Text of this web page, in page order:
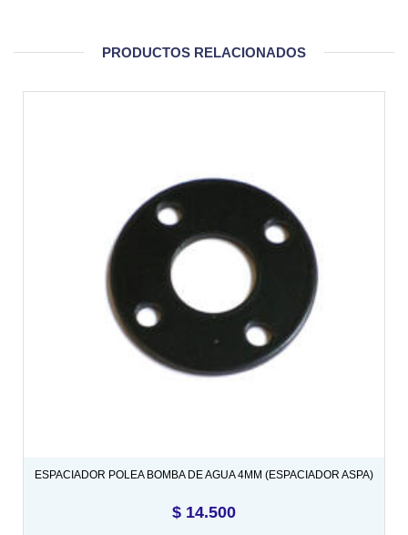
PRODUCTOS RELACIONADOS
ESPACIADOR POLEA BOMBA DE AGUA 4MM (ESPACIADOR ASPA)
$ 14.500